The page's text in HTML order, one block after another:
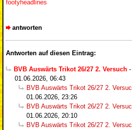
footyheadlines
antworten
Antworten auf diesen Eintrag:
BVB Auswärts Trikot 26/27 2. Versuch -
01.06.2026, 06:43
BVB Auswärts Trikot 26/27 2.
01.06.2026, 23:26
BVB Auswärts Trikot 26/27 2.
01.06.2026, 20:10
BVB Auswärts Trikot 26/27 2.